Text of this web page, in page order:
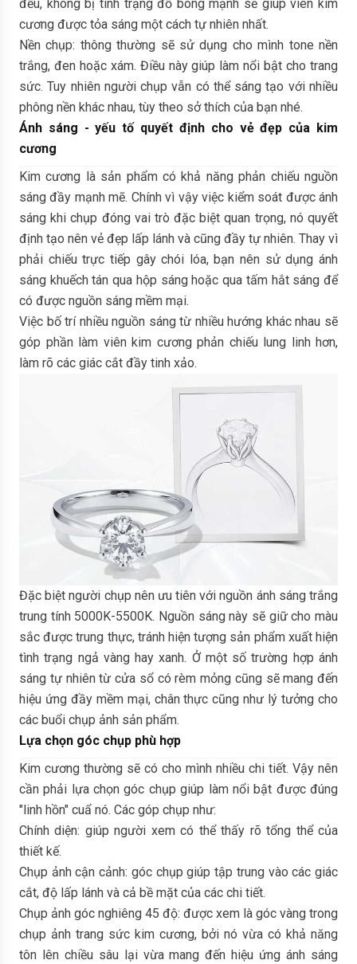
đều, không bị tình trạng đổ bóng mạnh sẽ giúp viên kim
cương được tỏa sáng một cách tự nhiên nhất.
Nền chụp: thông thường sẽ sử dụng cho mình tone nền
trắng, đen hoặc xám. Điều này giúp làm nổi bật cho trang
sức. Tuy nhiên người chụp vẫn có thể sáng tạo với nhiều
phông nền khác nhau, tùy theo sở thích của bạn nhé.
Ánh sáng - yếu tố quyết định cho vẻ đẹp của kim
cương
Kim cương là sản phẩm có khả năng phản chiếu nguồn
sáng đầy mạnh mẽ. Chính vì vậy việc kiểm soát được ánh
sáng khi chụp đóng vai trò đặc biệt quan trọng, nó quyết
định tạo nên vẻ đẹp lấp lánh và cũng đầy tự nhiên. Thay vì
phải chiếu trực tiếp gây chói lóa, bạn nên sử dụng ánh
sáng khuếch tán qua hộp sáng hoặc qua tấm hắt sáng để
có được nguồn sáng mềm mại.
Việc bố trí nhiều nguồn sáng từ nhiều hướng khác nhau sẽ
góp phần làm viên kim cương phản chiếu lung linh hơn,
làm rõ các giác cắt đầy tinh xảo.
Đặc biệt người chụp nên ưu tiên với nguồn ánh sáng trắng
trung tính 5000K-5500K. Nguồn sáng này sẽ giữ cho màu
sắc được trung thực, tránh hiện tượng sản phẩm xuất hiện
tình trạng ngả vàng hay xanh. Ở một số trường hợp ánh
sáng tự nhiên từ cửa sổ có rèm mỏng cũng sẽ mang đến
hiệu ứng đầy mềm mại, chân thực cũng như lý tưởng cho
các buổi chụp ảnh sản phẩm.
Lựa chọn góc chụp phù hợp
Kim cương thường sẽ có cho mình nhiều chi tiết. Vậy nên
cần phải lựa chọn góc chụp giúp làm nổi bật được đúng
"linh hồn" cuẩ nó. Các góp chụp như:
Chính diện: giúp người xem có thể thấy rõ tổng thể của
thiết kế.
Chụp ảnh cận cảnh: góc chụp giúp tập trung vào các giác
cắt, độ lấp lánh và cả bề mặt của các chi tiết.
Chụp ảnh góc nghiêng 45 độ: được xem là góc vàng trong
chụp ảnh trang sức kim cương, bởi nó vừa có khả năng
tôn lên chiều sâu lại vừa mang đến hiệu ứng ánh sáng